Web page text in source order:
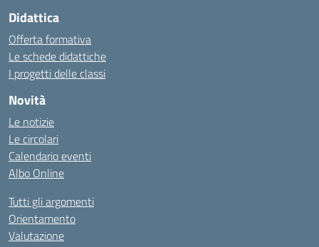
Didattica
Offerta formativa
Le schede didattiche
I progetti delle classi
Novità
Le notizie
Le circolari
Calendario eventi
Albo Online
Tutti gli argomenti
Orientamento
Valutazione